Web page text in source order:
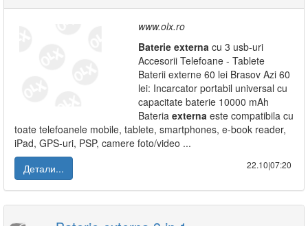
www.olx.ro
Baterie externa cu 3 usb-uri
Accesorii Telefoane - Tablete
Baterii externe 60 lei Brasov Azi 60
lei: Incarcator portabil universal cu
capacitate baterie 10000 mAh
Bateria externa este compatibila cu
toate telefoanele mobile, tablete, smartphones, e-book reader,
iPad, GPS-uri, PSP, camere foto/video ...
Детали...
22.10|07:20